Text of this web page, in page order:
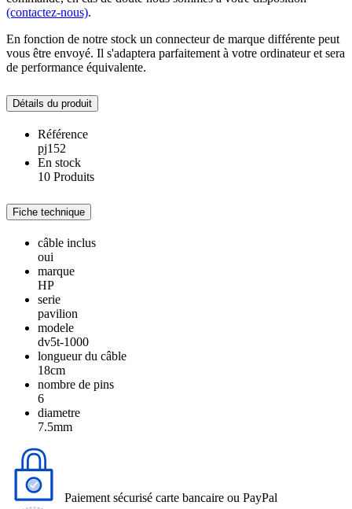
(contactez-nous).
En fonction de notre stock un connecteur de marque différente peut
vous être envoyé. Il s'adaptera parfaitement à votre ordinateur et sera
de performance équivalente.
Détails du produit
Référence
pj152
En stock
10 Produits
Fiche technique
câble inclus
oui
marque
HP
serie
pavilion
modele
dv5t-1000
longueur du câble
18cm
nombre de pins
6
diametre
7.5mm
Paiement sécurisé carte bancaire ou PayPal